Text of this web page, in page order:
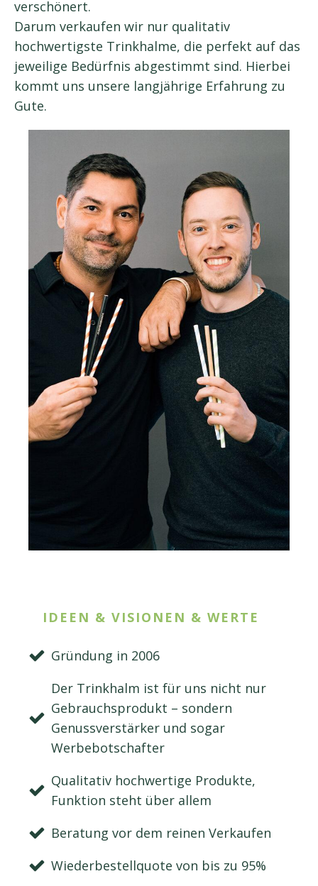
verschönert.
Darum verkaufen wir nur qualitativ
hochwertigste Trinkhalme, die perfekt auf das
jeweilige Bedürfnis abgestimmt sind. Hierbei
kommt uns unsere langjährige Erfahrung zu
Gute.
IDEEN & VISIONEN & WERTE
Gründung in 2006
Der Trinkhalm ist für uns nicht nur
Gebrauchsprodukt – sondern
Genussverstärker und sogar
Werbebotschafter
Qualitativ hochwertige Produkte,
Funktion steht über allem
Beratung vor dem reinen Verkaufen
Wiederbestellquote von bis zu 95%